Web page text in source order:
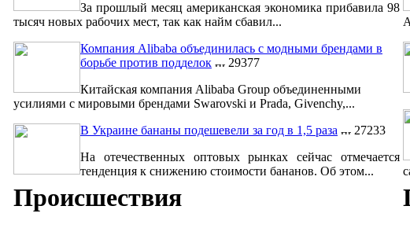
За прошлый месяц американская экономика прибавила 98
тысяч новых рабочих мест, так как найм сбавил...
Компания Alibaba объединилась с модными брендами в
борьбе против подделок
29377
Китайская компания Alibaba Group объединенными
усилиями с мировыми брендами Swarovski и Prada, Givenchy,...
В Украине бананы подешевели за год в 1,5 раза
27233
На отечественных оптовых рынках сейчас отмечается
тенденция к снижению стоимости бананов. Об этом...
Происшествия